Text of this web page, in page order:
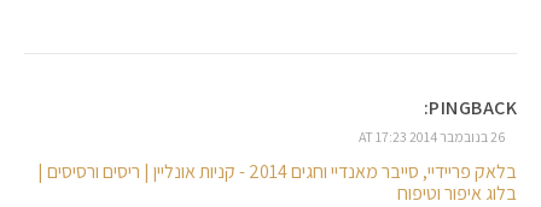
PINGBACK:
26 בנובמבר 2014 AT 17:23
בלאק פריידיי, סייבר מאנדיי וחגים 2014 - קניות אונליין | ריסים ורסיסים |
בלוג איפור וטיפוח